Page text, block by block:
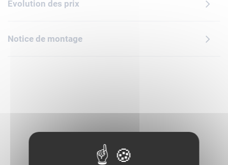
favorisant le jeu de rôle, dotées d'épées à collectionner pour
cristo-créatures orange et bleue.Cadeau qui ravira garçons
et filles pour un anniversaire ou toute occasion, ce jouet
Évolution des prix
Notice de montage